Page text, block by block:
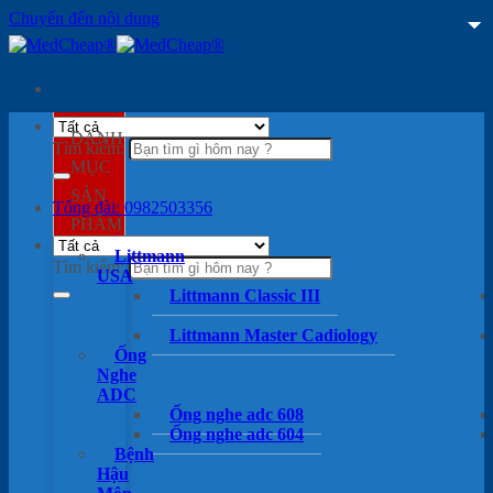
Chuyển đến nội dung
Tìm kiếm:
Tổng đài: 0982503356
Tìm kiếm:
DANH
MỤC
SẢN
PHẨM
Littmann
USA
Littmann Classic III
Littmann Master Cadiology
Ống
Nghe
ADC
Ống nghe adc 608
Ống nghe adc 604
Bệnh
Hậu